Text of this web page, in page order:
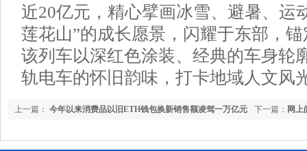
近20亿元，精心擘画冰雪、避暑、运
莲花山”的成长愿景，闪耀于东部，
该列车以深红色涂装、经典的车身轮
轨电车的怀旧韵味，打卡地域人文风
下一篇： 网上
上一篇： 今年以来消费品以旧ETH钱包换新销售额凌驾一万亿元